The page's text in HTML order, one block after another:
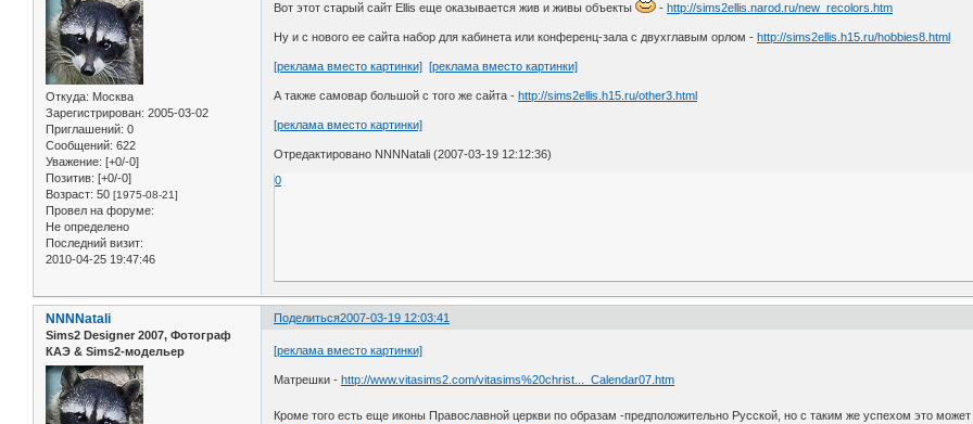
Откуда: Москва
Зарегистрирован: 2005-03-02
Приглашений: 0
Сообщений: 622
Уважение: [+0/-0]
Позитив: [+0/-0]
Возраст: 50 [1975-08-21]
Провел на форуме:
Не определено
Последний визит:
2010-04-25 19:47:46
Вот этот старый сайт Ellis еще оказывается жив и живы объекты - http://sims2ellis.narod.ru/new_recolors.htm
Ну и с нового ее сайта набор для кабинета или конференц-зала с двухглавым орлом - http://sims2ellis.h15.ru/hobbies8.html
[реклама вместо картинки] [реклама вместо картинки]
А также самовар большой с того же сайта - http://sims2ellis.h15.ru/other3.html
[реклама вместо картинки]
Отредактировано NNNNatali (2007-03-19 12:12:36)
0
Поделиться2007-03-19 12:03:41
NNNNatali
Sims2 Designer 2007, Фотограф
КАЭ & Sims2-модельер
[реклама вместо картинки]
Матрешки -http://www.vitasims2.com/vitasims%20christ..._Calendar07.htm
Кроме того есть еще иконы Православной церкви по образам -предположительно Русской, но с таким же успехом это